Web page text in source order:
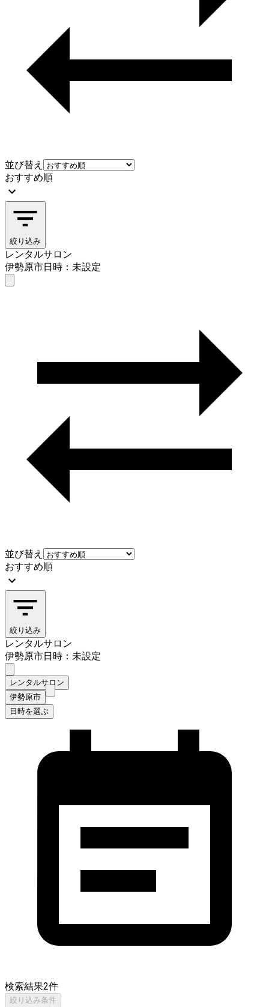
並び替え
おすすめ順
絞り込み
レンタルサロン
伊勢原市日時：未設定
並び替え
おすすめ順
絞り込み
レンタルサロン
伊勢原市日時：未設定
レンタルサロン
伊勢原市
日時を選ぶ
検索結果2件
絞り込み条件